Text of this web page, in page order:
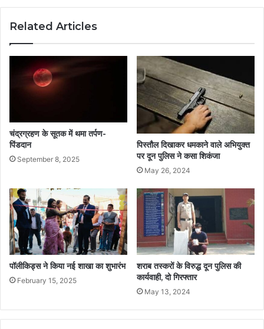
Related Articles
चंद्रग्रहण के सूतक में थमा तर्पण-
पिंडदान
September 8, 2025
पिस्तौल दिखाकर धमकाने वाले अभियुक्त
पर दून पुलिस ने कसा शिकंजा
May 26, 2024
पॉलीकिड्स ने किया नई शाखा का शुभारंभ
February 15, 2025
शराब तस्करों के विरुद्ध दून पुलिस की
कार्यवाही, दो गिरफ्तार
May 13, 2024